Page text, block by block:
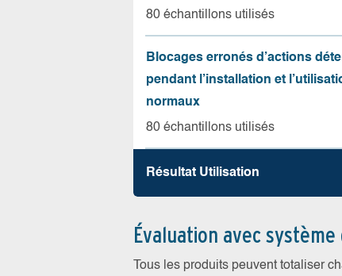
80 échantillons utilisés
Blocages erronés d’actions
pendant l’installation et
normaux
80 échantillons utilisés
Résultat Utilisation
Évaluation avec
Tous les produits peuvent totaliser